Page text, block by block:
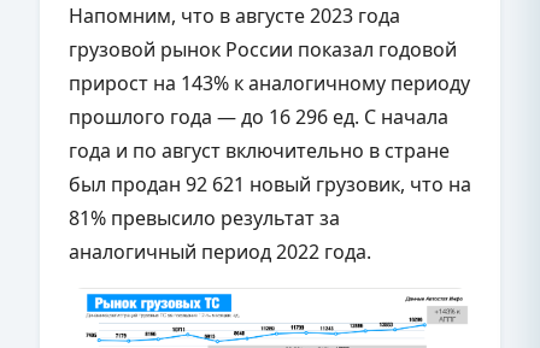
Напомним, что в августе 2023 года
грузовой рынок России показал годовой
прирост на 143% к аналогичному периоду
прошлого года — до 16 296 ед. С начала
года и по август включительно в стране
был продан 92 621 новый грузовик, что на
81% превысило результат за
аналогичный период 2022 года.